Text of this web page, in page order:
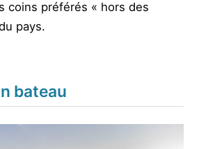
coins préférés « hors des
pays.
bateau